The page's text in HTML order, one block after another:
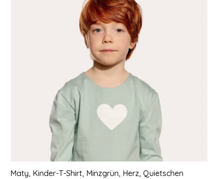
Maty, Kinder-T-Shirt, Minzgrün, Herz, Quietschen